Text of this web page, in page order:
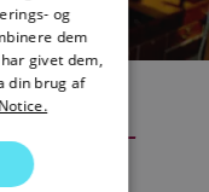
TIL
ITALIAN
SWEDISH
DUTCH
og
dem
givet dem,
din brug af